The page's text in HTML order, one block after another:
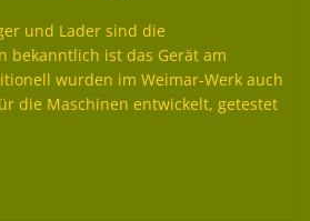
und Lader sind die
bekanntlich ist das Gerät am
wurden im Weimar-Werk auch
die Maschinen entwickelt, getestet